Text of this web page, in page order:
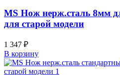
MS Нож нерж.сталь 8мм
для старой модели
1 347 ₽
В корзину